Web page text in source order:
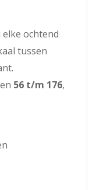
ochtend
tussen
56 t/m 176,